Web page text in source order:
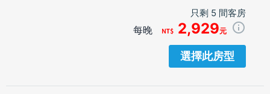
只剩 5 間客房
每晚 2,929元
選擇此房型